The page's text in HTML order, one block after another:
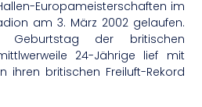
Europameisterschaften im
am 3. März 2002 gelaufen.
der britischen
24-Jährige lief mit
ihren britischen Freiluft-Rekord